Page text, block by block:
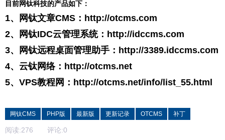
目前网钛科技的产品如下：
1、网钛文章CMS： http://otcms.com
2、网钛IDC云管理系统： http://idccms.com
3、网钛远程桌面管理助手： http://3389.idccms.com
4、云钛网络： http://otcms.net
5、VPS教程网： http://otcms.net/info/list_55.html
网钛CMS PHP版 最新版 更新记录 OTCMS 补丁
阅读:276 评论:0